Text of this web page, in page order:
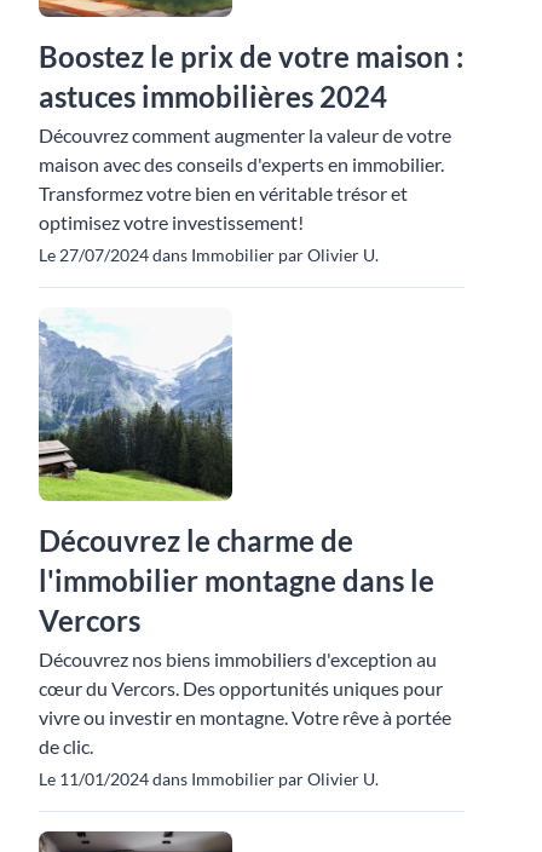
Boostez le prix de votre maison :
astuces immobilières 2024
Découvrez comment augmenter la valeur de votre
maison avec des conseils d'experts en immobilier.
Transformez votre bien en véritable trésor et
optimisez votre investissement!
Le 27/07/2024 dans Immobilier par Olivier U.
Découvrez le charme de
l'immobilier montagne dans le
Vercors
Découvrez nos biens immobiliers d'exception au
cœur du Vercors. Des opportunités uniques pour
vivre ou investir en montagne. Votre rêve à portée
de clic.
Le 11/01/2024 dans Immobilier par Olivier U.